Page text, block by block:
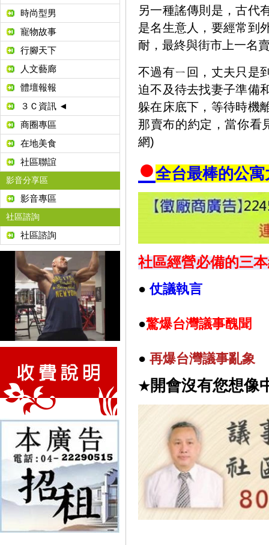
時尚型男
寵物故事
行腳天下
人文藝廊
體壇報報
３Ｃ資訊 ◄
商圈專區
在地美食
社區聯誼
影音分享區
影音專區
社區諮詢
社區諮詢
另一種謠傳則是，古代
是名生意人，要經常到
耐，最終與街市上一名
不過有ㄧ回，丈夫只是
迫不及待去找妻子準備
躲在床底下，等待時機
那賣布的約定，當你看
網)
●全台最棒的公
社區經營必備的三
●仗議執言
●驚爆台灣議事醜聞
● 再爆台灣議事亂象
★開會沒有您想像